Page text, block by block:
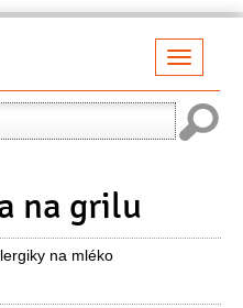
na grilu
na mléko